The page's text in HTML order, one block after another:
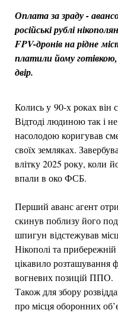
Оплата за зраду -
російські рублі
FPV-дронів на рідне
платили йому
двір.
Колись у 90-х роках він
Відтоді людиною так і
насолодою коригував
своїх земляках.
влітку 2025 року, коли
впали в око ФСБ.
Перший аванс агент
скинув поблизу його
шпигун відстежував
Нікополі та
цікавило розташування
вогневих позицій ППО.
Також для збору
про місця оборонних